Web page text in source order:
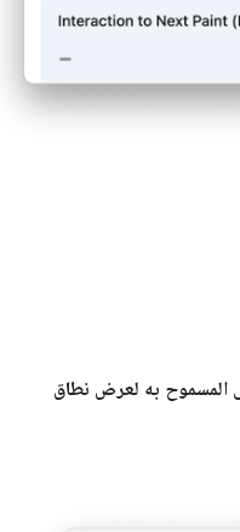
المسموح به لعرض نطاق